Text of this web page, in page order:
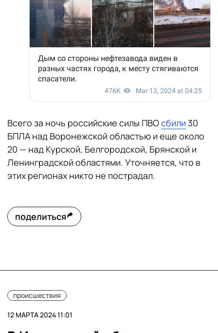
Всего за ночь российские силы ПВОсбили 30
БПЛА над Воронежской областью и еще около
20 — над Курской, Белгородской, Брянской и
Ленинградской областями. Уточняется, что в
этих регионах никто не пострадал.
поделиться
происшествия
12 МАРТА 2024 11:01